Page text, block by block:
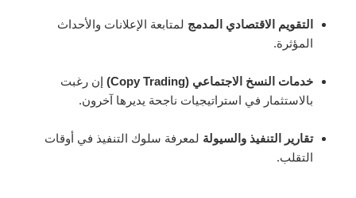
التقويم الاقتصادي المدمج لمتابعة الإعلانات والأحداث
المؤثرة.
خدمات النسخ الاجتماعي (Copy Trading)
إن رغبت
بالاستثمار في استراتيجيات ناجحة يديرها آخرون.
تقارير التنفيذ والسيولة لمعرفة سلوك التنفيذ في أوقات
التقلب.